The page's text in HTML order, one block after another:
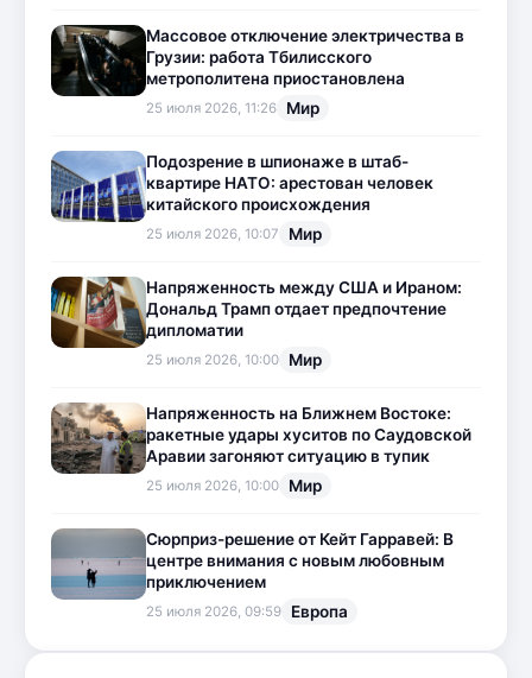
Массовое отключение электричества в
Грузии: работа Тбилисского
метрополитена приостановлена
25 июля 2026, 11:26 Мир
Подозрение в шпионаже в штаб-
квартире НАТО: арестован человек
китайского происхождения
25 июля 2026, 10:07 Мир
Напряженность между США и Ираном:
Дональд Трамп отдает предпочтение
дипломатии
25 июля 2026, 10:00 Мир
Напряженность на Ближнем Востоке:
ракетные удары хуситов по Саудовской
Аравии загоняют ситуацию в тупик
25 июля 2026, 10:00 Мир
Сюрприз-решение от Кейт Гарравей: В
центре внимания с новым любовным
приключением
25 июля 2026, 09:59 Европа